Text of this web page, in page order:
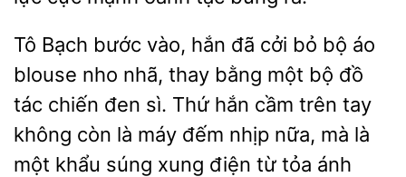
Tô Bạch bước vào, hắn đã cởi bỏ bộ áo
blouse nho nhã, thay bằng một bộ đồ
tác chiến đen sì. Thứ hắn cầm
tay
không còn
máy đếm nhịp nữa, mà là
một
súng xung điện từ tỏa ánh